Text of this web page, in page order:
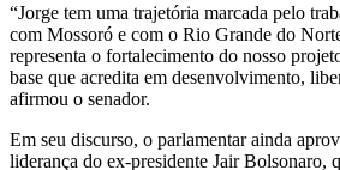
“Jorge tem uma trajetória marcada pelo
com Mossoró e com o Rio Grande do
representa o fortalecimento do nosso
base que acredita em desenvolvimento,
afirmou o senador.
Em seu discurso, o parlamentar ainda
liderança do ex-presidente Jair Bolsonaro,